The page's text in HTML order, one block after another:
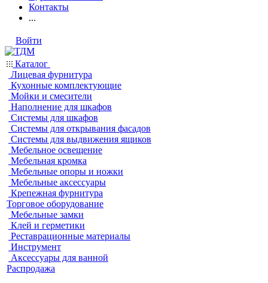
Контакты
...
Войти
Каталог
Лицевая фурнитура
Кухонные комплектующие
Мойки и смесители
Наполнение для шкафов
Системы для шкафов
Системы для открывания фасадов
Системы для выдвижения ящиков
Мебельное освещение
Мебельная кромка
Мебельные опоры и ножки
Мебельные аксессуары
Крепежная фурнитура
Торговое оборудование
Мебельные замки
Клей и герметики
Реставрационные материалы
Инструмент
Аксессуары для ванной
Распродажа